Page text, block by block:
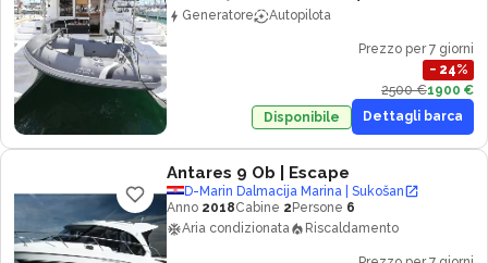
Generatore
Autopilota
Prezzo per 7 giorni
− 24%
2500 €1900 €
Disponibile
Dettagli barca
Antares 9 Ob | Escape
D-Marin Dalmacija Marina | Sukošan
Anno 2018Cabine 2 Persone 6
Aria condizionata
Riscaldamento